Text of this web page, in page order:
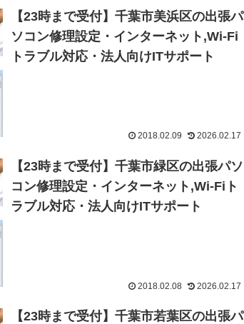
【23時まで受付】千葉市美浜区の出張パ
ソコン修理設定・インターネット,Wi-Fi
トラブル対応・法人向けITサポート
2018.02.09 2026.02.17
【23時まで受付】千葉市緑区の出張パソ
コン修理設定・インターネット,Wi-Fiト
ラブル対応・法人向けITサポート
2018.02.08 2026.02.17
【23時まで受付】千葉市若葉区の出張パ